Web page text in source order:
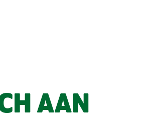
AAN